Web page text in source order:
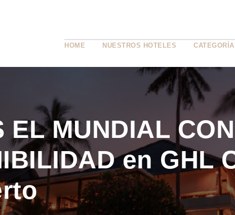
HOME NUESTROS HOTELES
EL MUNDIAL CON
en GHL